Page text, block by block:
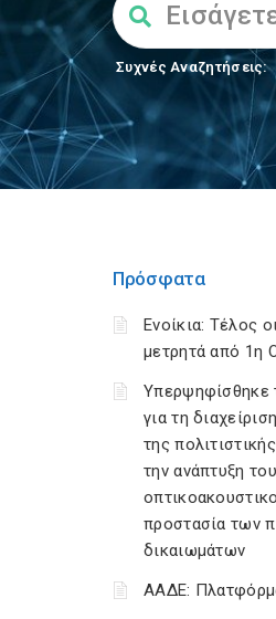
Συχνές Αναζητήσεις:
Πρόσφατα
Ενοίκια: Τέλος
μετρητά από 1η
Υπερψηφίσθηκε
για τη
της
την ανάπτυξη του
προστασία των
δικαιωμάτων
ΑΑΔΕ: